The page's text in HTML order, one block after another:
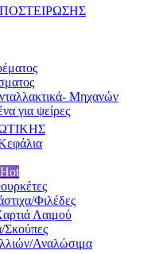
Μηχανών
για ψείρες
Hot
Φιλέδες
Λαιμού
Σκούπες
Αναλώσιμα